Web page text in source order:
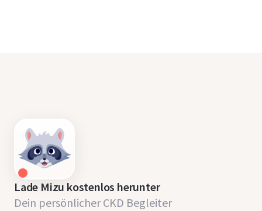
Lade Mizu kostenlos herunter
Dein persönlicher CKD Begleiter